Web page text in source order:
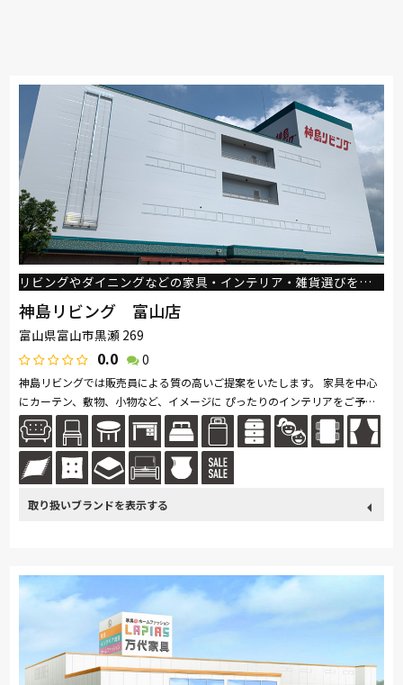
リビングやダイニングなどの家具・インテリア・雑貨選びをトータルにサポート
神島リビング 富山店
富山県富山市黒瀬 269
0.0 0
神島リビングでは販売員による質の高いご提案をいたします。 家具を中心
にカーテン、敷物、小物など、イメージに ぴったりのインテリアをご予算
に応じて、わかりやすくご提案します。 どうぞお気軽にご相談くださ...続
きを読む
SIMMONS 綾野製作所 Stressless コイズミ
マルニ木工 PARAMOUNT BED
イバタインテリア